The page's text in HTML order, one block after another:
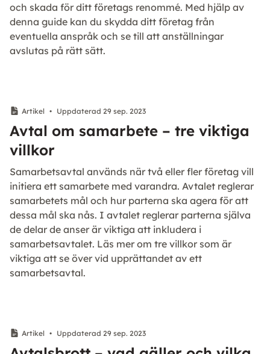
och skada för ditt företags renommé. Med hjälp av
denna guide kan du skydda ditt företag från
eventuella anspråk och se till att anställningar
avslutas på rätt sätt.
Artikel • Uppdaterad 29 sep. 2023
Avtal om samarbete – tre viktiga
villkor
Samarbetsavtal används när två eller fler företag vill
initiera ett samarbete med varandra. Avtalet reglerar
samarbetets mål och hur parterna ska agera för att
dessa mål ska nås. I avtalet reglerar parterna själva
de delar de anser är viktiga att inkludera i
samarbetsavtalet. Läs mer om tre villkor som är
viktiga att se över vid upprättandet av ett
samarbetsavtal.
Artikel • Uppdaterad 29 sep. 2023